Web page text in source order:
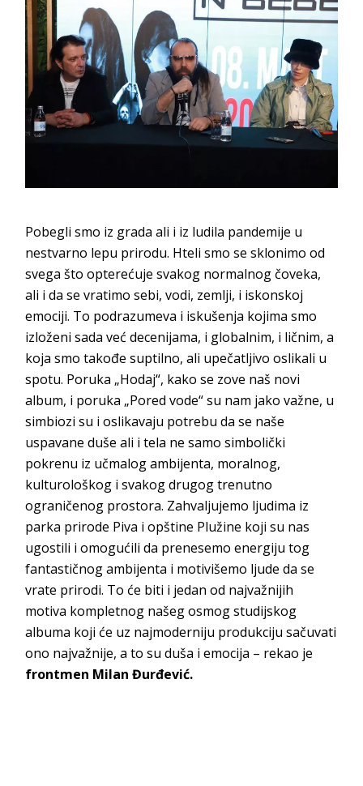
Pobegli smo iz grada ali i iz ludila pandemije u
nestvarno lepu prirodu. Hteli smo se sklonimo od
svega što opterećuje svakog normalnog čoveka,
ali i da se vratimo sebi, vodi, zemlji, i iskonskoj
emociji. To podrazumeva i iskušenja kojima smo
izloženi sada već decenijama, i globalnim, i ličnim, a
koja smo takođe suptilno, ali upečatljivo oslikali u
spotu. Poruka „Hodaj“, kako se zove naš novi
album, i poruka „Pored vode“ su nam jako važne, u
simbiozi su i oslikavaju potrebu da se naše
uspavane duše ali i tela ne samo simbolički
pokrenu iz učmalog ambijenta, moralnog,
kulturološkog i svakog drugog trenutno
ograničenog prostora. Zahvaljujemo ljudima iz
parka prirode Piva i opštine Plužine koji su nas
ugostili i omogućili da prenesemo energiju tog
fantastičnog ambijenta i motivišemo ljude da se
vrate prirodi. To će biti i jedan od najvažnijih
motiva kompletnog našeg osmog studijskog
albuma koji će uz najmoderniju produkciju sačuvati
ono najvažnije, a to su duša i emocija – rekao je
frontmen Milan Đurđević.